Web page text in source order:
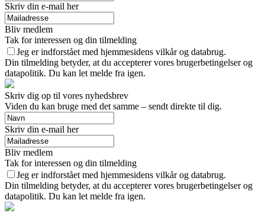
Skriv din e-mail her
Bliv medlem
Tak for interessen og din tilmelding
Jeg er indforstået med hjemmesidens vilkår og databrug.
Din tilmelding betyder, at du accepterer vores brugerbetingelser og
datapolitik. Du kan let melde fra igen.
Skriv dig op til vores nyhedsbrev
Viden du kan bruge med det samme – sendt direkte til dig.
Skriv din e-mail her
Bliv medlem
Tak for interessen og din tilmelding
Jeg er indforstået med hjemmesidens vilkår og databrug.
Din tilmelding betyder, at du accepterer vores brugerbetingelser og
datapolitik. Du kan let melde fra igen.